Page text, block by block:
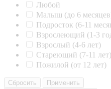
Любой
Малыш (до 6
Подросток (6-11
Взрослеющий (1-3
Взрослый (4-6 лет)
Стареющий (7-11 лет)
Пожилой (от 12 лет)
Сбросить Применить